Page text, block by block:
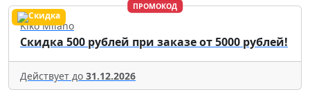
ПРОМОКОД
Kiko Milano
Скидка 500 рублей при заказе от 5000 рублей!
Действует до 31.12.2026